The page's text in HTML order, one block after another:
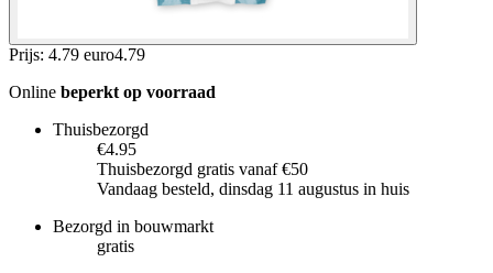
Prijs: 4.79 euro4.79
Online beperkt op voorraad
Thuisbezorgd
€4.95
Thuisbezorgd gratis vanaf €50
Vandaag besteld, dinsdag 11 augustus in huis
Bezorgd in bouwmarkt
gratis